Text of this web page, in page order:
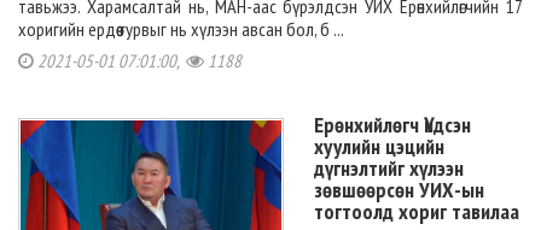
тавьжээ. Харамсалтай нь, МАН-аас бүрэлдсэн УИХ Ерөнхийлөгчийн 17
хоригийн ердөө гурвыг нь хүлээн авсан бол, б ...
2021-05-01 07:01:00, 1188
Ерөнхийлөгч Үндсэн
хуулийн цэцийн
дүгнэлтийг хүлээн
зөвшөөрсөн УИХ-ын
тогтоолд хориг тавилаа